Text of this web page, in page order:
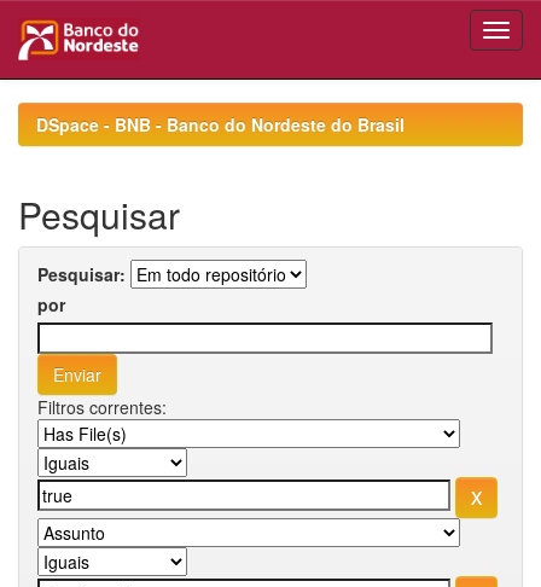
navigationDSpace - BNB - Banco do Nordeste do Brasil
Pesquisar
Pesquisar:
por
Filtros correntes: